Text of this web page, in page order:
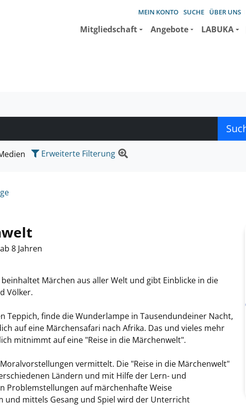
MEIN KONTO SUCHE ÜBER UNS
Mitgliedschaft Angebote LABUKA
wollen.Erweiterte Filterung
8 Jahren
Märchen aus aller Welt und gibt Einblicke in die
Völker.
Teppich, finde die Wunderlampe in Tausendundeiner Nacht,
auf eine Märchensafari nach Afrika. Das und vieles mehr
mitnimmt auf eine "Reise in die Märchenwelt".
vermittelt. Die "Reise in die Märchenwelt"
Ländern und mit Hilfe der Lern- und
Problemstellungen auf märchenhafte Weise
und mittels Gesang und Spiel wird der Unterricht